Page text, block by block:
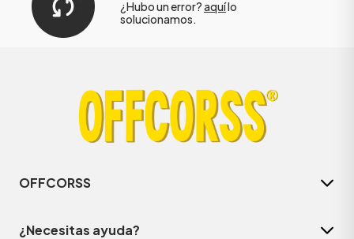
¿Hubo un error?aquílo
solucionamos.
OFFCORSS
¿Necesitas ayuda?